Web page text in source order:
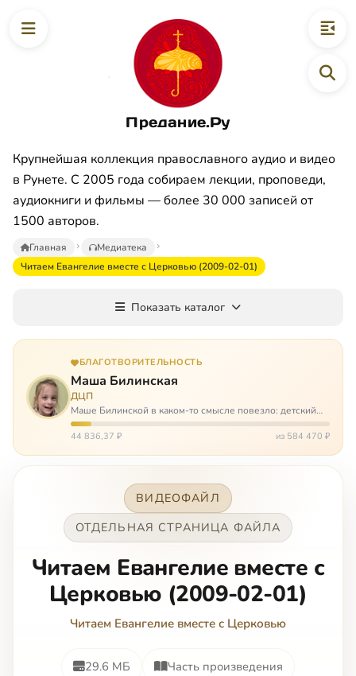
Предание.Ру
Крупнейшая коллекция православного аудио и видео
в Рунете. С 2005 года собираем лекции, проповеди,
аудиокниги и фильмы — более 30 000 записей от
1500 авторов.
Главная
Медиатека
Читаем Евангелие вместе с Церковью (2009-02-01)
Показать каталог
БЛАГОТВОРИТЕЛЬНОСТЬ
Маша Билинская
ДЦП
Маше Билинской в каком-то смысле повезло: детский
церебральный паралич зацепил её не очень сильно. Но
всё-таки есть диагноз и есть немалые проблемы – Маша
44 836,37 ₽ из 584 470 ₽
ВИДЕОФАЙЛ
ОТДЕЛЬНАЯ СТРАНИЦА ФАЙЛА
Читаем Евангелие вместе с
Церковью (2009-02-01)
Читаем Евангелие вместе с Церковью
29.6 МБ Часть произведения